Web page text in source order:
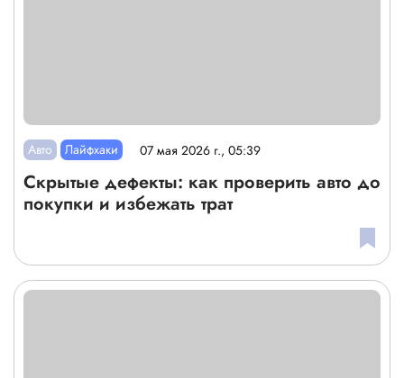
Авто Лайфхаки 07 мая 2026 г., 05:39
Скрытые дефекты: как проверить авто до
покупки и избежать трат